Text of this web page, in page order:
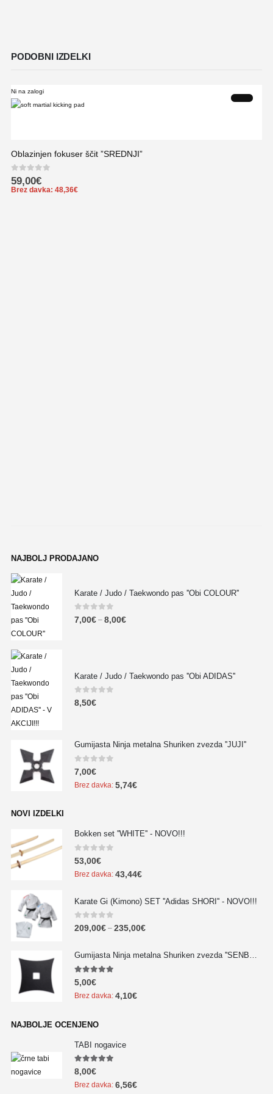
PODOBNI IZDELKI
Ni na zalogi
Oblazinjen fokuser ščit ”SREDNJI”
0out of 5
59,00€
Brez davka: 48,36€
NAJBOLJ PRODAJANO
Karate / Judo / Taekwondo pas ''Obi COLOUR''
0out of 5
7,00€ – 8,00€
Karate / Judo / Taekwondo pas ''Obi ADIDAS''
0 out of 5
8,50€
Gumijasta Ninja metalna Shuriken zvezda ''JUJI''
0out of 5
7,00€
Brez davka: 5,74€
NOVI IZDELKI
Bokken set ''WHITE'' - NOVO!!!
0out of 5
53,00€
Brez davka: 43,44€
Karate Gi (Kimono) SET ''Adidas SHORI'' - NOVO!!!
0out of 5
209,00€ – 235,00€
Gumijasta Ninja metalna Shuriken zvezda ''SENBAN'' - NOVO!!!
5.00out of 5
5,00€
Brez davka: 4,10€
NAJBOLJE OCENJENO
TABI nogavice
5.00out of 5
8,00€
Brez davka: 6,56€